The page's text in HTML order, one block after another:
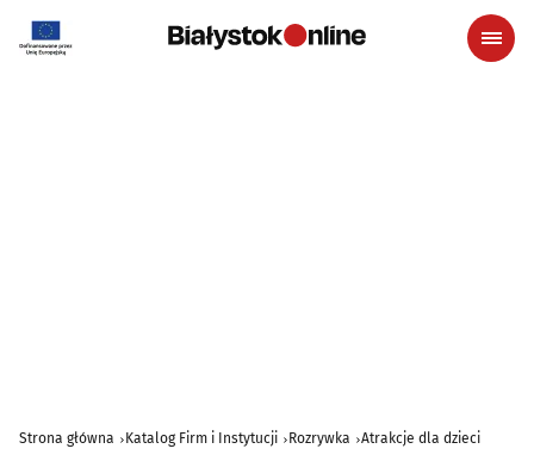
Strona główna Katalog Firm i Instytucji Rozrywka Atrakcje dla dzieci